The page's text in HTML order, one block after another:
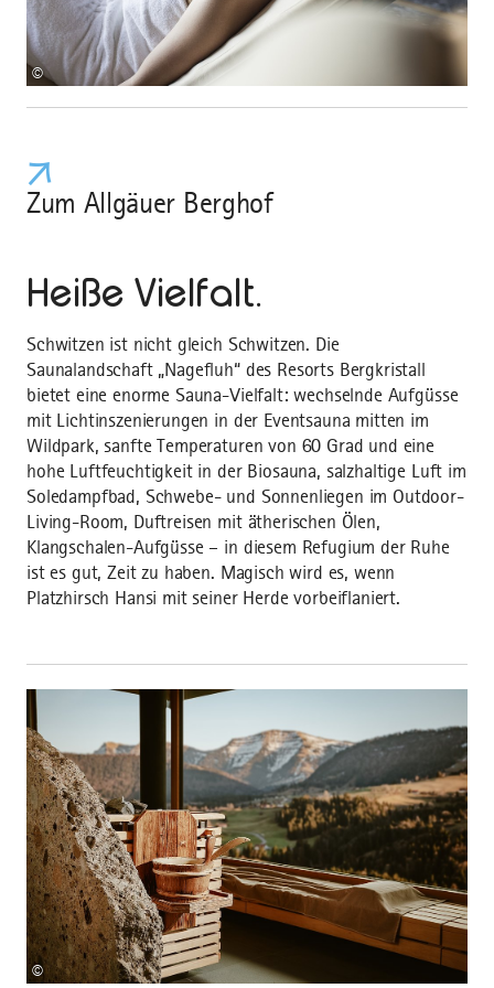
©
Zum Allgäuer Berghof
Heiße Vielfalt.
Schwitzen ist nicht gleich Schwitzen. Die
Saunalandschaft „Nagefluh“ des Resorts Bergkristall
bietet eine enorme Sauna-Vielfalt: wechselnde Aufgüsse
mit Lichtinszenierungen in der Eventsauna mitten im
Wildpark, sanfte Temperaturen von 60 Grad und eine
hohe Luftfeuchtigkeit in der Biosauna, salzhaltige Luft im
Soledampfbad, Schwebe- und Sonnenliegen im Outdoor-
Living-Room, Duftreisen mit ätherischen Ölen,
Klangschalen-Aufgüsse – in diesem Refugium der Ruhe
ist es gut, Zeit zu haben. Magisch wird es, wenn
Platzhirsch Hansi mit seiner Herde vorbeiflaniert.
©